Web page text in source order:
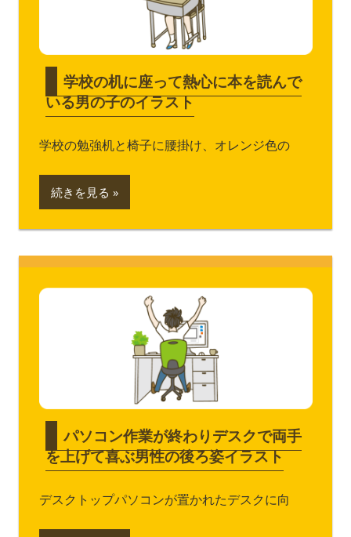
学校の机に座って熱心に本を読んで
いる男の子のイラスト
学校の勉強机と椅子に腰掛け、オレンジ色の
続きを見る
パソコン作業が終わりデスクで両手
を上げて喜ぶ男性の後ろ姿イラスト
デスクトップパソコンが置かれたデスクに向